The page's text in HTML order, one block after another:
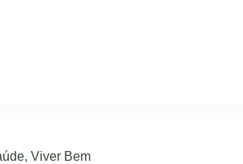
, Viver Bem